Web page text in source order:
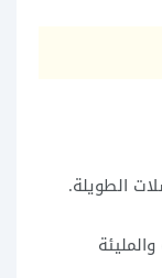
الطويلة.